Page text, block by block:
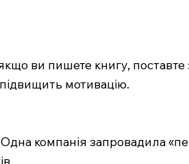
ви пишете книгу,
мотивацію.
компанія запровадила